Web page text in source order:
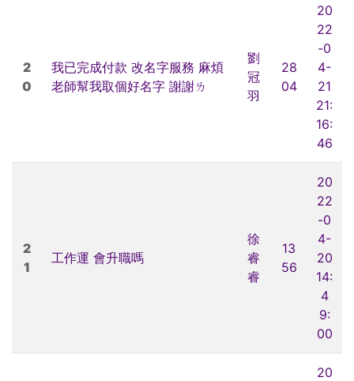
2
0
我已完成付款 改名字服務 麻煩
老師幫我取個好名字 謝謝ㄌ
劉
冠
羽
28
04
20
22
-0
4-
21
21:
16:
46
2
1
工作運 會升職嗎
徐
睿
睿
13
56
20
22
-0
4-
20
14:
4
9:
00
20